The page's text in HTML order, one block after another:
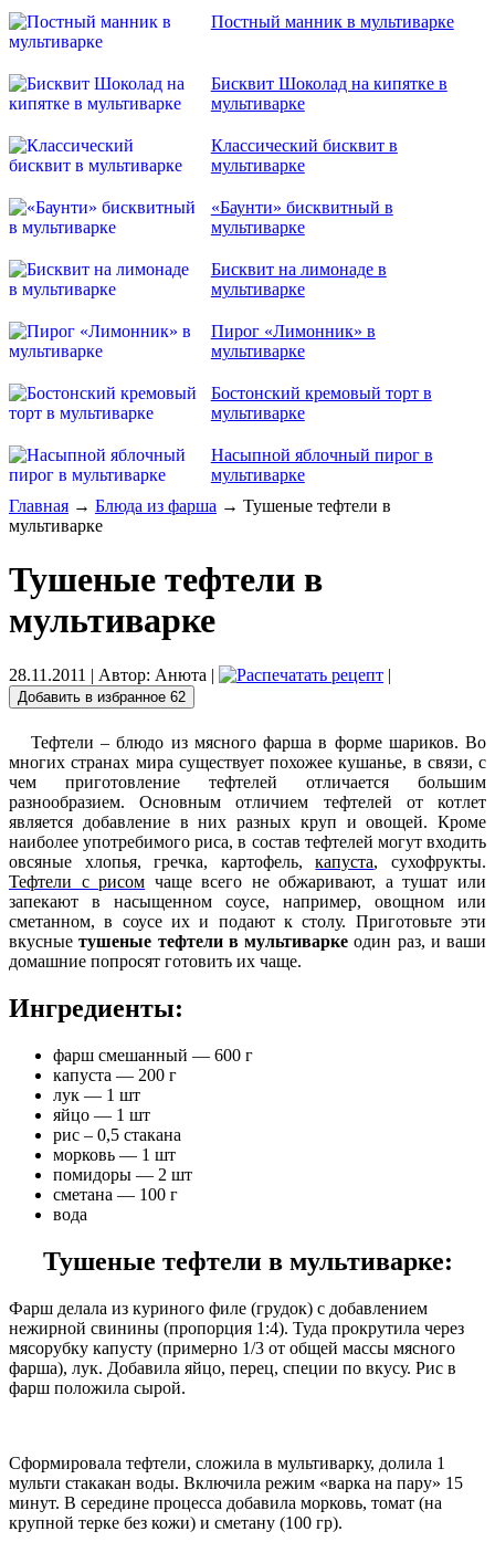
Постный манник в мультиварке
Бисквит Шоколад на кипятке в
мультиварке
Классический бисквит в
мультиварке
«Баунти» бисквитный в
мультиварке
Бисквит на лимонаде в
мультиварке
Пирог «Лимонник» в
мультиварке
Бостонский кремовый торт в
мультиварке
Насыпной яблочный пирог в
мультиварке
Главная → Блюда из фарша → Тушеные тефтели в
мультиварке
Тушеные тефтели в
мультиварке
28.11.2011 | Автор: Анюта | |
Добавить в избранное 62
Тефтели – блюдо из мясного фарша в форме шариков. Во
многих странах мира существует похожее кушанье, в связи, с
чем приготовление тефтелей отличается большим
разнообразием. Основным отличием тефтелей от котлет
является добавление в них разных круп и овощей. Кроме
наиболее употребимого риса, в состав тефтелей могут входить
овсяные хлопья, гречка, картофель,капуста, сухофрукты.
Тефтели с рисом чаще всего не обжаривают, а тушат или
запекают в насыщенном соусе, например, овощном или
сметанном, в соусе их и подают к столу. Приготовьте эти
вкусныетушеные тефтели в мультиварке один раз, и ваши
домашние попросят готовить их чаще.
Ингредиенты:
фарш смешанный — 600 г
капуста — 200 г
лук — 1 шт
яйцо — 1 шт
рис – 0,5 стакана
морковь — 1 шт
помидоры — 2 шт
сметана — 100 г
вода
Тушеные тефтели в мультиварке:
Фарш делала из куриного филе (грудок) с добавлением
нежирной свинины (пропорция 1:4). Туда прокрутила через
мясорубку капусту (примерно 1/3 от общей массы мясного
фарша), лук. Добавила яйцо, перец, специи по вкусу. Рис в
фарш положила сырой.
Сформировала тефтели, сложила в мультиварку, долила 1
мульти стакакан воды. Включила режим «варка на пару» 15
минут. В середине процесса добавила морковь, томат (на
крупной терке без кожи) и сметану (100 гр).